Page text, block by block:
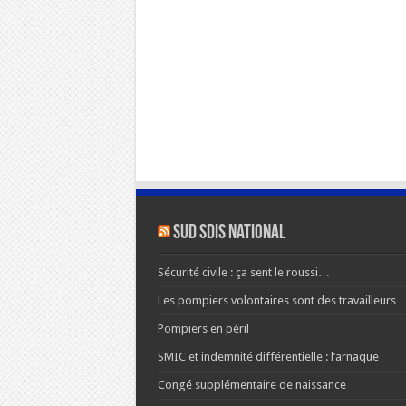
SUD SDIS national
Sécurité civile : ça sent le roussi…
Les pompiers volontaires sont des travailleurs
Pompiers en péril
SMIC et indemnité différentielle : l’arnaque
Congé supplémentaire de naissance